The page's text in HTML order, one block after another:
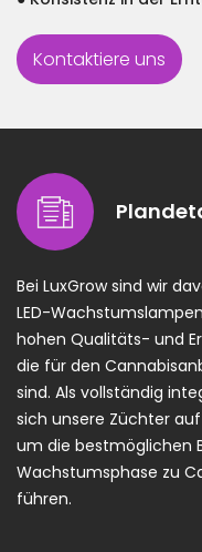
Kontaktiere uns
Bei LuxGrow sind wir
LED-
hohen Qualitäts- und
die für den
sind. Als vollständig
sich unsere Züchter
um die bestmöglichen
Wachstumsphase zu
führen.